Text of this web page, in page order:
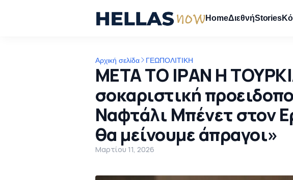
HomeΔιεθνήStories
Αρχική σελίδα ΓΕΩΠΟΛΙΤΙΚΗ
ΜΕΤΑ ΤΟ ΙΡΑΝ Η
σοκαριστική
Ναφτάλι Μπένετ στον
θα μείνουμε άπραγοι»
Μαρτίου 11, 2026